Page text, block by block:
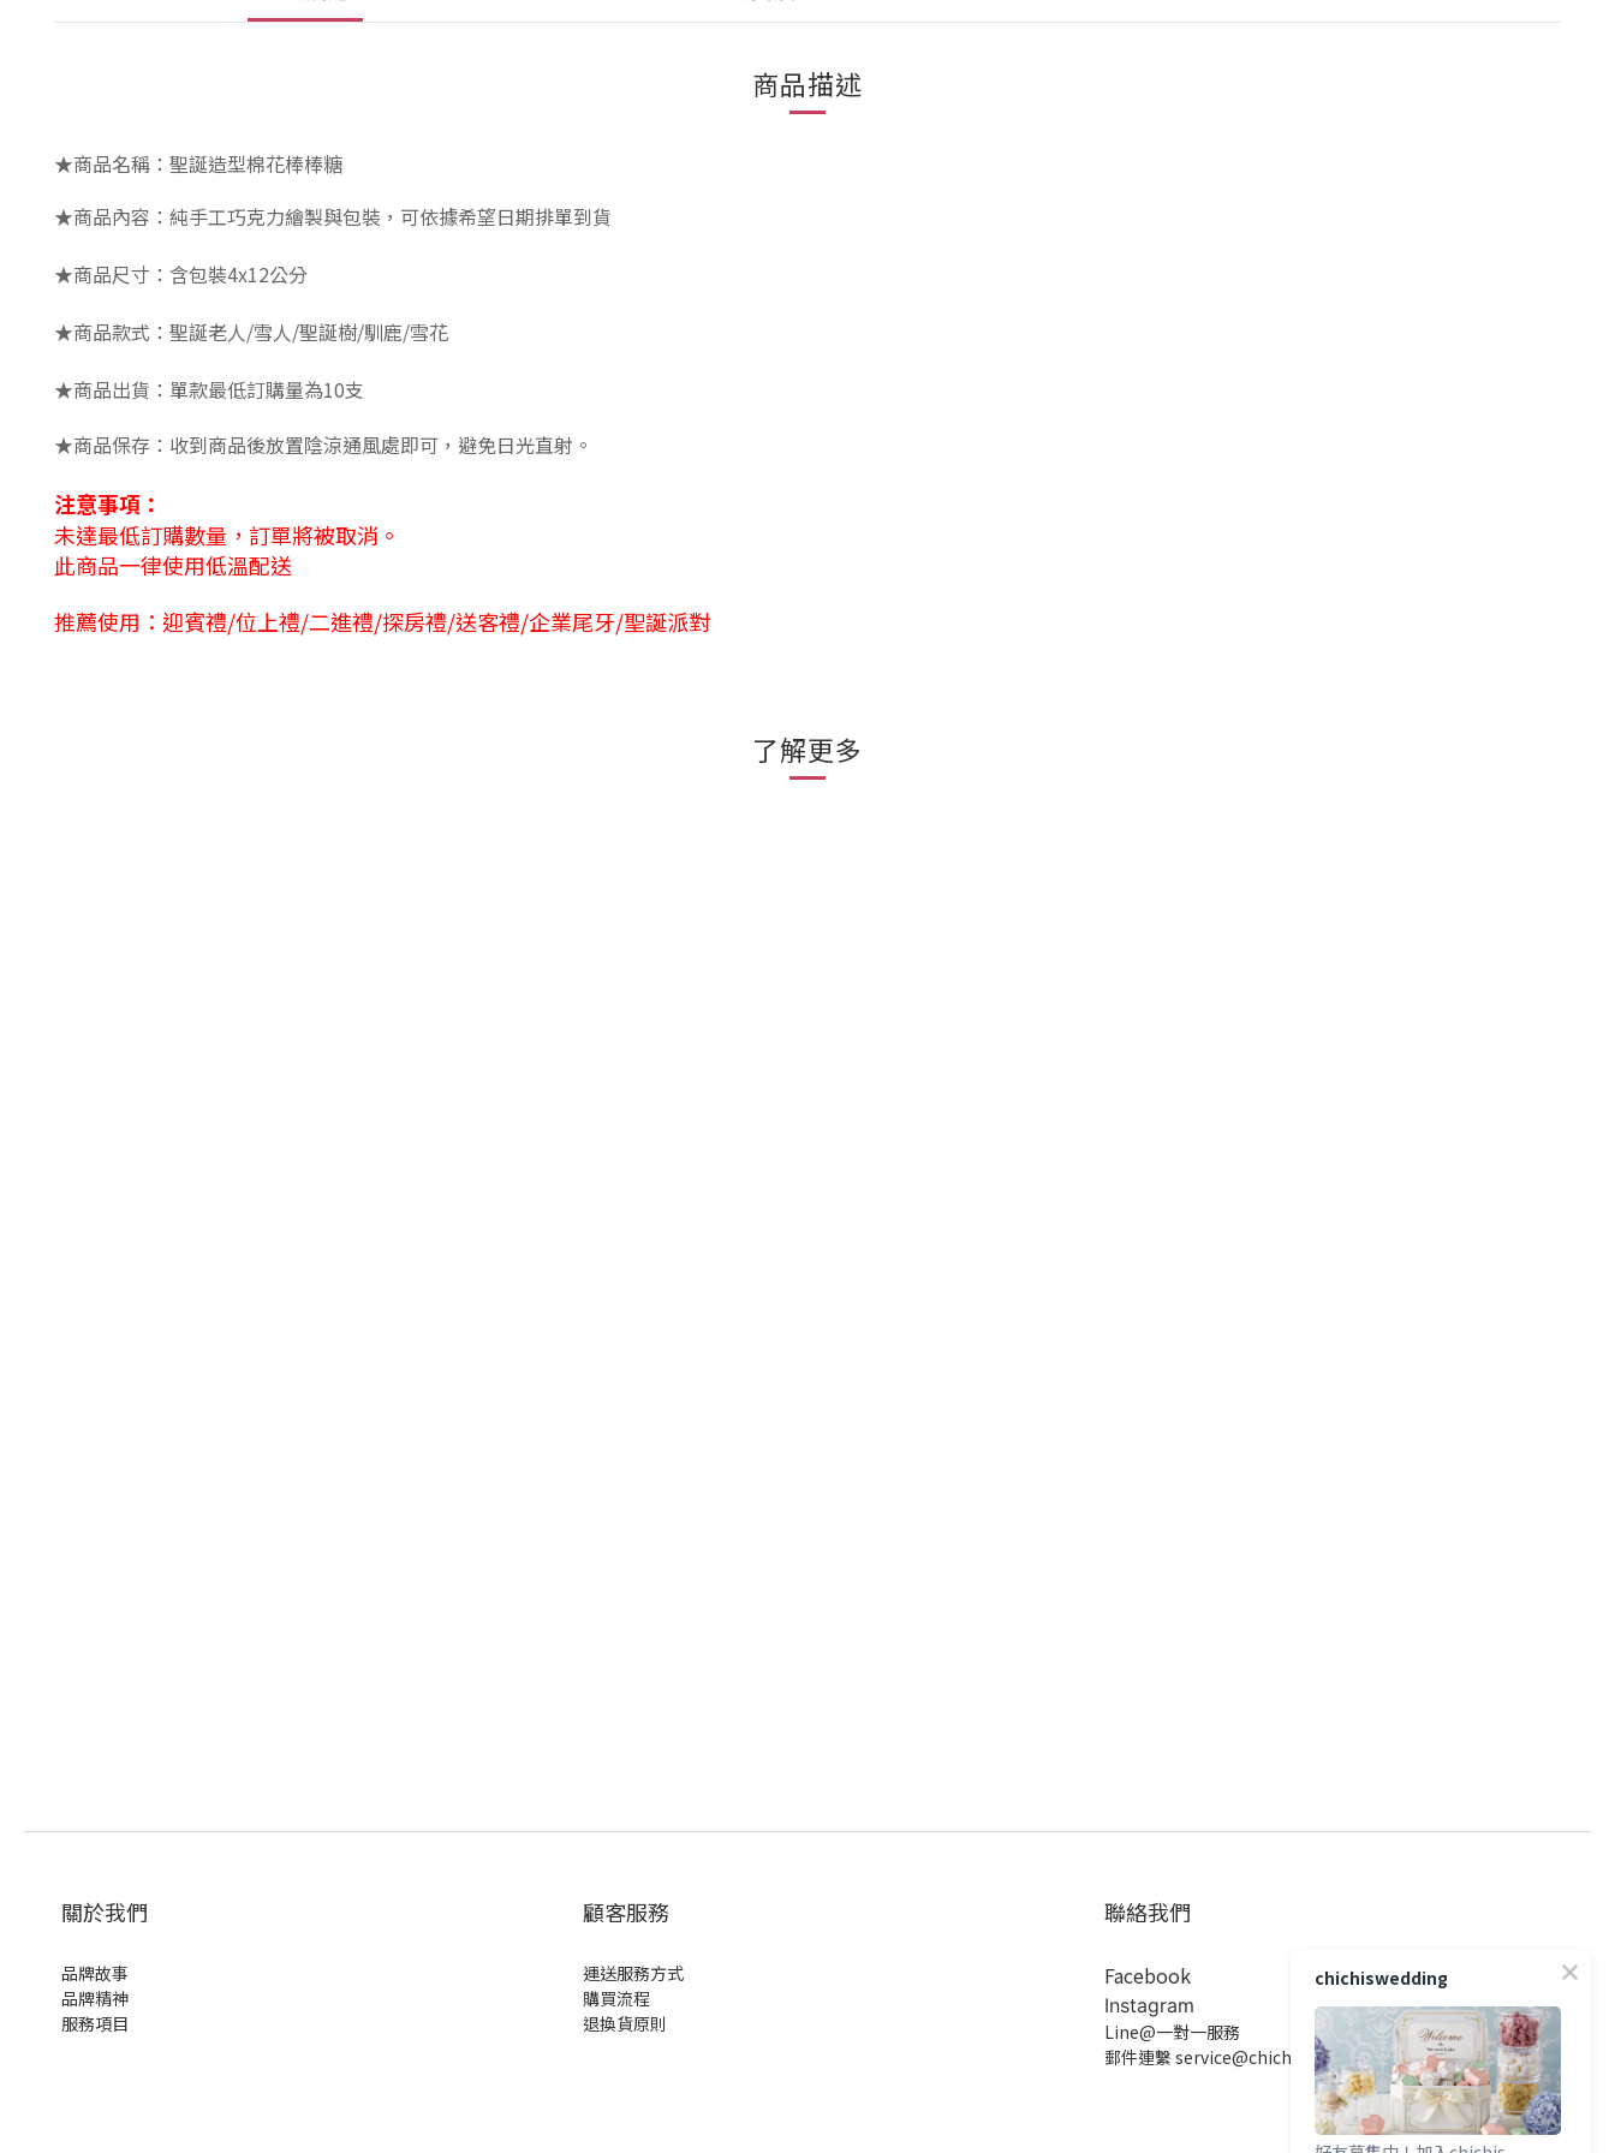
商品描述
★商品名稱： 聖誕造型棉花棒棒糖
★商品內容： 純手工巧克力繪製與包裝，可依據希望日期排單到貨
★商品尺寸：含包裝4x12公分
★商品款式：聖誕老人/雪人/聖誕樹/馴鹿/雪花
★商品出貨： 單款最低訂購量為10支
★商品保存：收到商品後放置陰涼通風處即可，避免日光直射。
注意事項：
未達最低訂購數量，訂單將被取消。
此商品一律使用低溫配送
推薦使用： 迎賓禮/位上禮/二進禮/探房禮/送客禮/企業尾牙/聖誕派對
了解更多
關於我們
品牌故事
品牌精神
服務項目
顧客服務
運送服務方式
購買流程
退換貨原則
聯絡我們
Facebook
Instagram
Line@一對一服務
郵件連繫 service@chichiswedding.com
chichiswedding